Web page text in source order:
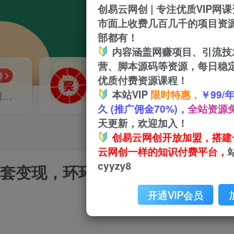
研究探讨更多创业项目路子。
VIP推广
70%分佣
会员专属推广链接
变现，环环相扣，一部手机就
创易云网创 | 专注优质VIP网课
市面上收费几百几千的项目资
部都有！
内容涵盖网赚项目、引流
营、脚本源码等资源，每日稳
优质付费资源课程！
本站VIP 限时特惠， ￥99/
久 (推广佣金70%)， 全站资源
天更新，欢迎加入！
创易云网创开放加盟，搭
云网创一样的知识付费平台，
cyyzy8
开通VIP会员